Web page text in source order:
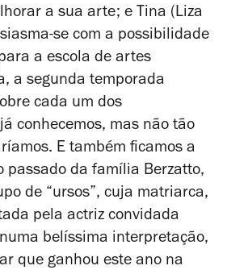
a sua arte; e Tina (Liza
se com a possibilidade
a escola de artes
a segunda temporada
cada um dos
conhecemos, mas não tão
E também ficamos a
passado da família Berzatto,
de “ursos”, cuja matriarca,
pela actriz convidada
belíssima interpretação,
que ganhou este ano na